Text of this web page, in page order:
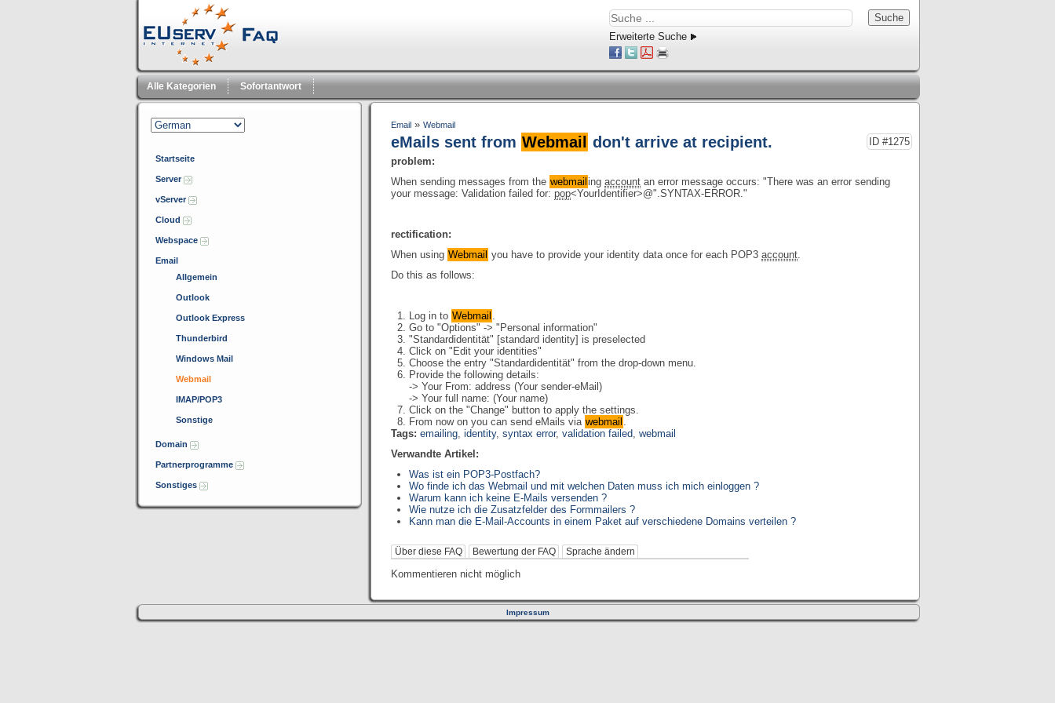
Erweiterte Suche
Alle Kategorien Sofortantwort
Startseite
Server
vServer
Cloud
Webspace
Email
Allgemein
Outlook
Outlook Express
Thunderbird
Windows Mail
Webmail
IMAP/POP3
Sonstige
Domain
Partnerprogramme
Sonstiges
Email » Webmail
ID #1275
eMails sent from Webmail don't arrive at recipient.
problem:
When sending messages from the webmail ing account an error message occurs: "There was an error sending
your message: Validation failed for: pop<YourIdentifier>@".SYNTAX-ERROR."
rectification:
When using Webmail you have to provide your identity data once for each POP3 account.
Do this as follows:
Log in to Webmail .
Go to "Options" -> "Personal information"
"Standardidentität" [standard identity] is preselected
Click on "Edit your identities"
Choose the entry "Standardidentität" from the drop-down menu.
Provide the following details:
-> Your From: address (Your sender-eMail)
-> Your full name: (Your name)
Click on the "Change" button to apply the settings.
From now on you can send eMails via webmail .
Tags: emailing, identity, syntax error, validation failed, webmail
Verwandte Artikel:
Was ist ein POP3-Postfach?
Wo finde ich das Webmail und mit welchen Daten muss ich mich einloggen ?
Warum kann ich keine E-Mails versenden ?
Wie nutze ich die Zusatzfelder des Formmailers ?
Kann man die E-Mail-Accounts in einem Paket auf verschiedene Domains verteilen ?
Über diese FAQ Bewertung der FAQ Sprache ändern
Kommentieren nicht möglich
Impressum